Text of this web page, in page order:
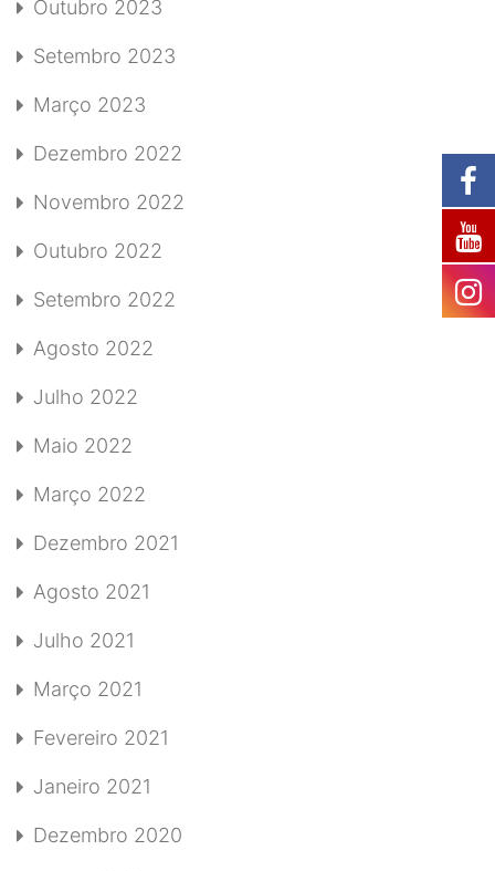
Outubro 2023
Setembro 2023
Março 2023
Dezembro 2022
Novembro 2022
Outubro 2022
Setembro 2022
Agosto 2022
Julho 2022
Maio 2022
Março 2022
Dezembro 2021
Agosto 2021
Julho 2021
Março 2021
Fevereiro 2021
Janeiro 2021
Dezembro 2020